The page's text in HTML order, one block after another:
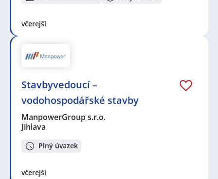
včerejší
Stavbyvedoucí –
vodohospodářské stavby
ManpowerGroup s.r.o.
Jihlava
Plný úvazek
včerejší